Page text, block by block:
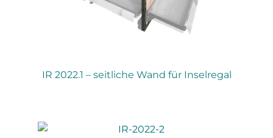
IR 2022.1 – seitliche Wand für Inselregal